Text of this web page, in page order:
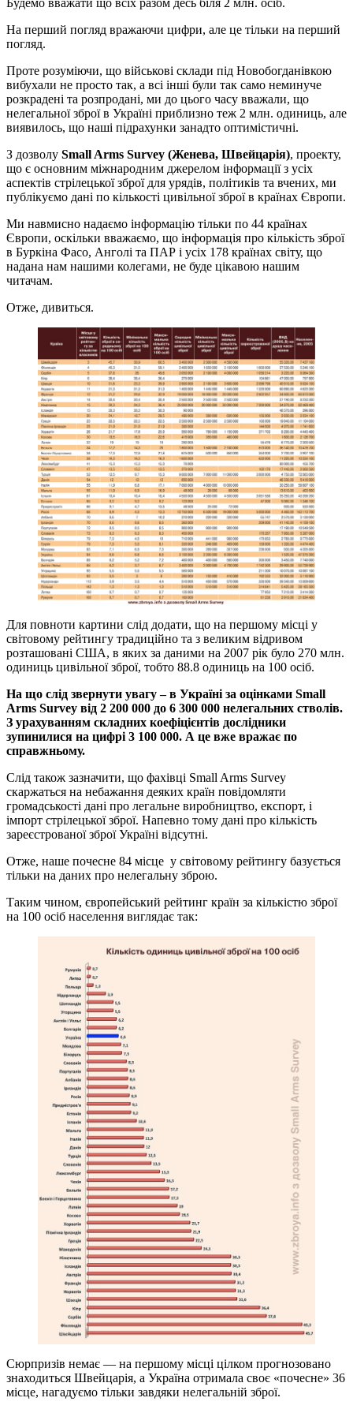
Будемо вважати що всіх разом десь біля 2 млн. осіб.
На перший погляд вражаючи цифри, але це тільки на перший
погляд.
Проте розуміючи, що військові склади під Новобогданівкою
вибухали не просто так, а всі інші були так само неминуче
розкрадені та розпродані, ми до цього часу вважали, що
нелегальної зброї в Україні приблизно теж 2 млн. одиниць, але
виявилось, що наші підрахунки занадто оптимістичні.
З дозволу Small Arms Survey (Женева, Швейцарія), проекту,
що є основним міжнародним джерелом інформації з усіх
аспектів стрілецької зброї для урядів, політиків та вчених, ми
публікуємо дані по кількості цивільної зброї в країнах Європи.
Ми навмисно надаємо інформацію тільки по 44 країнах
Європи, оскільки вважаємо, що інформація про кількість зброї
в Буркіна Фасо, Анголі та ПАР і усіх 178 країнах світу, що
надана нам нашими колегами, не буде цікавою нашим
читачам.
Отже, дивиться.
Для повноти картини слід додати, що на першому місці у
світовому рейтингу традиційно та з великим відривом
розташовані США, в яких за даними на 2007 рік було 270 млн.
одиниць цивільної зброї, тобто 88.8 одиниць на 100 осіб.
На що слід звернути увагу – в Україні за оцінками Small
Arms Survey від 2 200 000 до 6 300 000 нелегальних стволів.
З урахуванням складних коефіцієнтів дослідники
зупинилися на цифрі 3 100 000. А це вже вражає по
справжньому.
Слід також зазначити, що фахівці Small Arms Survey
скаржаться на небажання деяких країн повідомляти
громадськості дані про легальне виробництво, експорт, і
імпорт стрілецької зброї. Напевно тому дані про кількість
зареєстрованої зброї Україні відсутні.
Отже, наше почесне 84 місце у світовому рейтингу базується
тільки на даних про нелегальну зброю.
Таким чином, європейський рейтинг країн за кількістю зброї
на 100 осіб населення виглядає так:
Сюрпризів немає — на першому місці цілком прогнозовано
знаходиться Швейцарія, а Україна отримала своє «почесне» 36
місце, нагадуємо тільки завдяки нелегальній зброї.